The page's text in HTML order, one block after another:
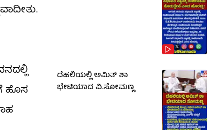
ಹೊಸ
ದೆಹಲಿಯಲ್ಲಿ ಅಮಿತ್ ಶಾ
ಭೇಟಿಯಾದ ವಿ.ಸೋಮಣ್ಣ